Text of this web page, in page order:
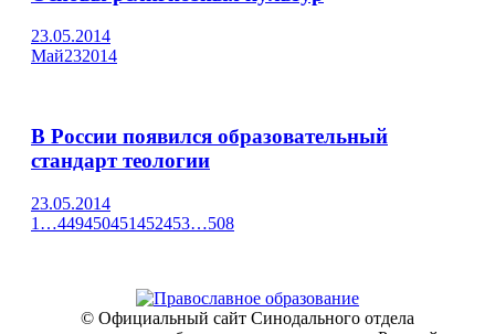
23.05.2014
Май232014
В России появился образовательный
стандарт теологии
23.05.2014
1 …449450451452453…508
© Официальный сайт Синодального отдела